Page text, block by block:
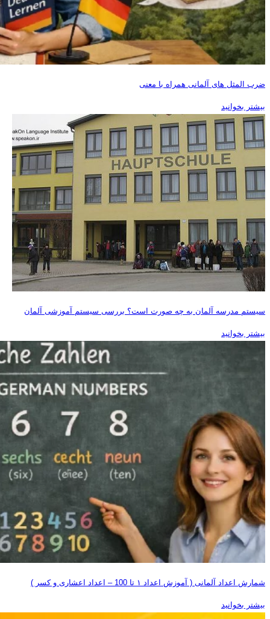
ضرب المثل های آلمانی همراه با معنی
بیشتر بخوانید
سیستم مدرسه آلمان به چه صورت است؟ بررسی سیستم آموزشی آلمان
بیشتر بخوانید
شمارش اعداد آلمانی ( آموزش اعداد ۱ تا 100 – اعداد اعشاری و کسر )
بیشتر بخوانید